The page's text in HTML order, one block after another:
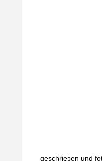
geschrieben und